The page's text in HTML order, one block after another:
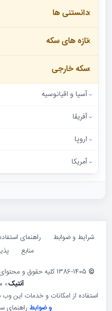
دانستنی ها
تازه های سکه
سکه خارجی
آسیا و اقیانوسیه
آفریقا
اروپا
آمریکا
شرایط و ضوابط راهنمای
منابع
©
آنتیک»
استفاده از امکانات و خدمات این
و ضوابط راهنمای